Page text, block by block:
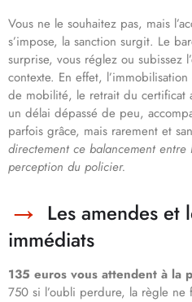
Vous ne le souhaitez pas, mais
s’impose, la sanction surgit. Le
surprise, vous réglez ou subissez
contexte. En effet,
de mobilité, le retrait du certificat
un délai dépassé de peu,
parfois grâce, mais rarement et
directement ce balancement
perception du policier.
Les amendes et
immédiats
135 euros vous attendent à la
750 si l’oubli perdure, la règle ne